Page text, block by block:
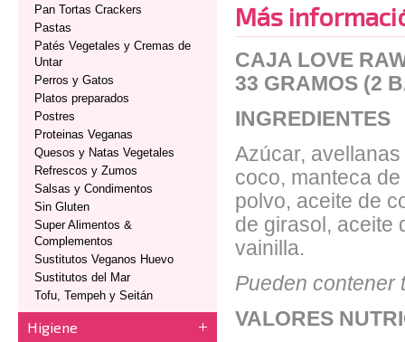
Pan Tortas Crackers
Pastas
Patés Vegetales y Cremas de
Untar
Perros y Gatos
Platos preparados
Postres
Proteinas Veganas
Quesos y Natas Vegetales
Refrescos y Zumos
Salsas y Condimentos
Sin Gluten
Super Alimentos &
Complementos
Sustitutos Veganos Huevo
Sustitutos del Mar
Tofu, Tempeh y Seitán
Higiene
Más
CAJA LOVE
33 GRAMOS (2
INGREDIENTES
Azúcar,
coco, manteca
polvo, aceite de
de girasol, aceite
vainilla.
Pueden contener
VALORES